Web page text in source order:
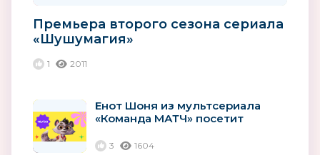
Премьера второго сезона сериала
«Шушумагия»
1 2011
Енот Шоня из мультсериала
«Команда МАТЧ» посетит
Единой...
3 1604